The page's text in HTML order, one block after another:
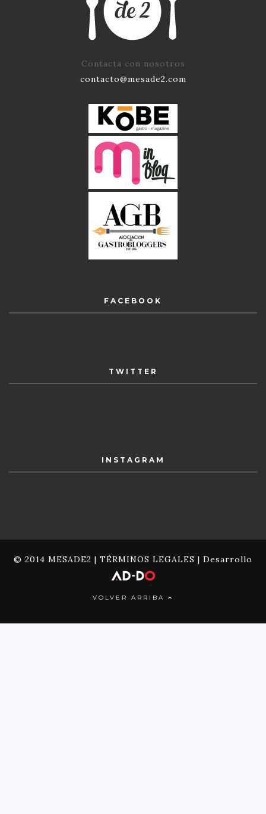
Contacta con nosotros
contacto@mesade2.com
FACEBOOK
TWITTER
INSTAGRAM
© 2014 MESADE2 | TÉRMINOS LEGALES | Desarrollo
VOLVER ARRIBA